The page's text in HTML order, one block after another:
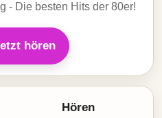
- Die besten Hits der 80er!
hören
Hören